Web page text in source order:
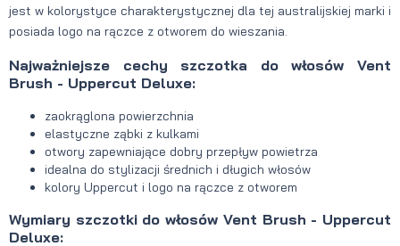
jest w kolorystyce charakterystycznej dla tej australijskiej marki i
posiada logo na rączce z otworem do wieszania.
Najważniejsze cechy szczotka do włosów Vent
Brush - Uppercut Deluxe:
zaokrąglona powierzchnia
elastyczne ząbki z kulkami
otwory zapewniające dobry przepływ powietrza
idealna do stylizacji średnich i długich włosów
kolory Uppercut i logo na rączce z otworem
Wymiary szczotki do włosów Vent Brush - Uppercut
Deluxe: